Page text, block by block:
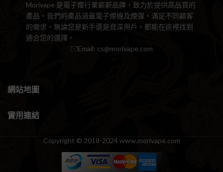
Morivape 是電子煙行業嶄新品牌，致力於提供高品質的
產品。我們的產品涵蓋電子煙機及煙彈，滿足不同顧客
的需求。無論您是新手還是資深用戶，都能在這裡找到
適合您的選擇。
Email: cs@morivape.com
網站地圖
實用連結
Copyright © 2018-2024 www.morivape.com